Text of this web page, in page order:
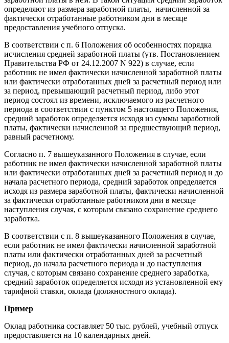
определяют из размера заработной платы, начисленной за
фактически отработанные работником дни в месяце
предоставления учебного отпуска.
В соответствии с п. 6 Положения об особенностях порядка
исчисления средней заработной платы (утв. Постановлением
Правительства РФ от 24.12.2007 N 922) в случае, если
работник не имел фактически начисленной заработной платы
или фактически отработанных дней за расчетный период или
за период, превышающий расчетный период, либо этот
период состоял из времени, исключаемого из расчетного
периода в соответствии с пунктом 5 настоящего Положения,
средний заработок определяется исходя из суммы заработной
платы, фактически начисленной за предшествующий период,
равный расчетному.
Согласно п. 7 вышеуказанного Положения в случае, если
работник не имел фактически начисленной заработной платы
или фактически отработанных дней за расчетный период и до
начала расчетного периода, средний заработок определяется
исходя из размера заработной платы, фактически начисленной
за фактически отработанные работником дни в месяце
наступления случая, с которым связано сохранение среднего
заработка.
В соответствии с п. 8 вышеуказанного Положения в случае,
если работник не имел фактически начисленной заработной
платы или фактически отработанных дней за расчетный
период, до начала расчетного периода и до наступления
случая, с которым связано сохранение среднего заработка,
средний заработок определяется исходя из установленной ему
тарифной ставки, оклада (должностного оклада).
Пример
Оклад работника составляет 50 тыс. рублей, учебный отпуск
предоставляется на 10 календарных дней.